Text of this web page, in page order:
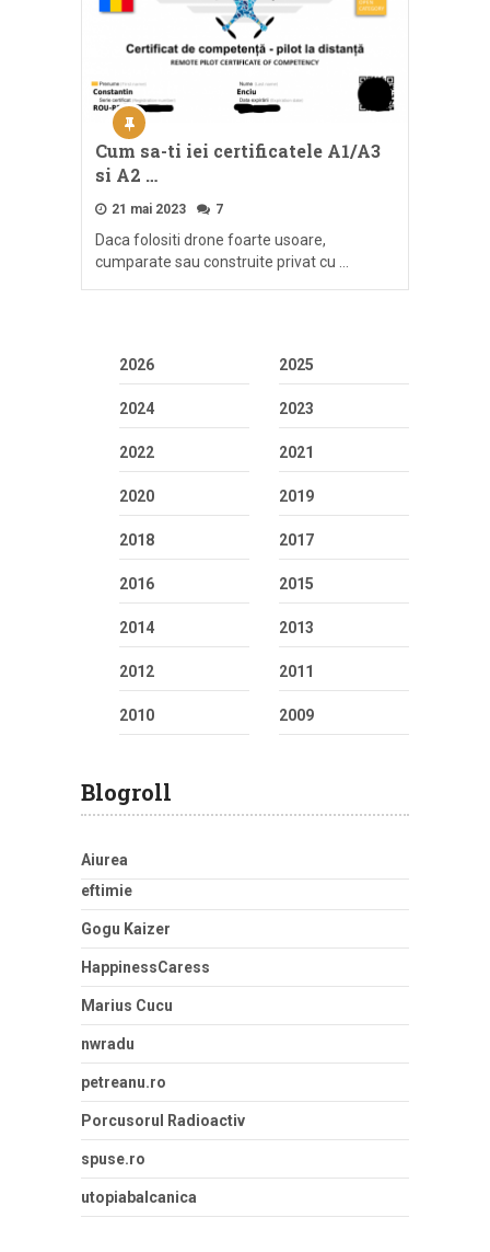
Cum sa-ti iei certificatele A1/A3
si A2 …
21 mai 2023 7
Daca folositi drone foarte usoare,
cumparate sau construite privat cu …
2026 2025
2024 2023
2022 2021
2020 2019
2018 2017
2016 2015
2014 2013
2012 2011
2010 2009
Blogroll
Aiurea
eftimie
Gogu Kaizer
HappinessCaress
Marius Cucu
nwradu
petreanu.ro
Porcusorul Radioactiv
spuse.ro
utopiabalcanica